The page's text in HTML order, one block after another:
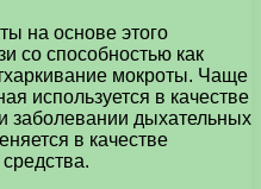
на основе этого
со способностью как
мокроты. Чаще
используется в качестве
заболевании дыхательных
в качестве